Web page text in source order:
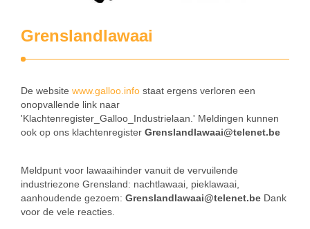
Grenslandlawaai
De website www.galloo.info staat ergens verloren een
onopvallende link naar
'Klachtenregister_Galloo_Industrielaan.' Meldingen kunnen
ook op ons klachtenregister Grenslandlawaai@telenet.be
Meldpunt voor lawaaihinder vanuit de vervuilende
industriezone Grensland: nachtlawaai, pieklawaai,
aanhoudende gezoem: Grenslandlawaai@telenet.be Dank
voor de vele reacties.